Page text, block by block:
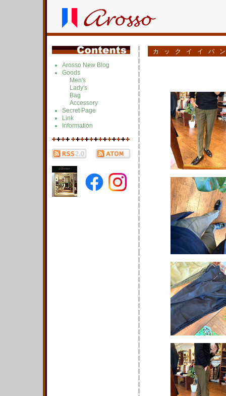
Arosso New Blog
Goods
Men's
Lady's
Bag
Accessory
Secret Page
Link
Information
カックイイパ